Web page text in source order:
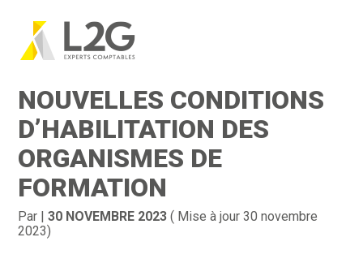
Aller
au
Création d’entreprise
Financement & trésorerie
Pilotage d’entreprise
Entreprise en difficultés
Gestion
Social & RH
Juridique
Documents
Dématérialisation / collecte
NOUVELLES CONDITIONS
D’HABILITATION DES
ORGANISMES DE
FORMATION
Par |30 NOVEMBRE 2023 ( Mise à jour 30 novembre
2023)